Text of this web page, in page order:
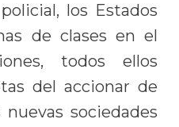
los Estados
de clases en el
todos ellos
del accionar de
sociedades